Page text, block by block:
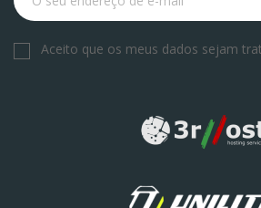
Aceito que os meus dados sejam